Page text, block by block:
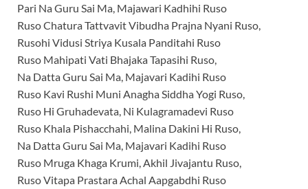
Pari Na Guru Sai Ma, Majawari Kadhihi Ruso
Ruso Chatura Tattvavit Vibudha Prajna Nyani Ruso,
Rusohi Vidusi Striya Kusala Panditahi Ruso
Ruso Mahipati Vati Bhajaka Tapasihi Ruso,
Na Datta Guru Sai Ma, Majavari Kadihi Ruso
Ruso Kavi Rushi Muni Anagha Siddha Yogi Ruso,
Ruso Hi Gruhadevata, Ni Kulagramadevi Ruso
Ruso Khala Pishacchahi, Malina Dakini Hi Ruso,
Na Datta Guru Sai Ma, Majavari Kadihi Ruso
Ruso Mruga Khaga Krumi, Akhil Jivajantu Ruso,
Ruso Vitapa Prastara Achal Aapgabdhi Ruso